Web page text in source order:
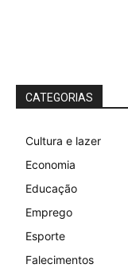
CATEGORIAS
Cultura e lazer
Economia
Educação
Emprego
Esporte
Falecimentos